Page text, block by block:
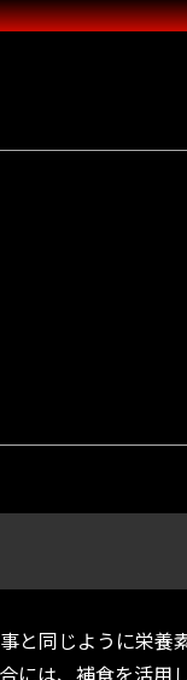
と同じように栄養
には、補食を活用